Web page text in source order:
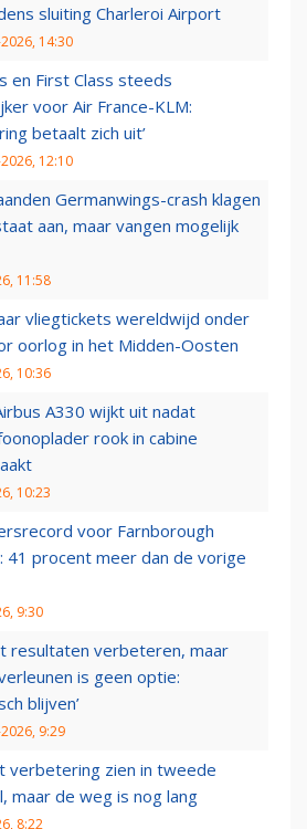
sluiting Charleroi Airport
14:30
en First Class steeds
voor Air France-KLM:
betaalt zich uit’
12:10
Germanwings-crash klagen
aan, maar vangen mogelijk
11:58
vliegtickets wereldwijd onder
oorlog in het Midden-Oosten
10:36
A330 wijkt uit nadat
rook in cabine
10:23
voor Farnborough
41 procent meer dan de vorige
9:30
resultaten verbeteren, maar
is geen optie:
blijven’
9:29
verbetering zien in tweede
maar de weg is nog lang
8:22